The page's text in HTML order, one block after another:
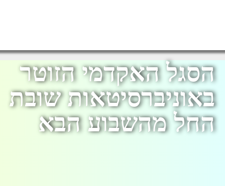
הסגל האקדמי הזוטר
באוניברסיטאות שובת
החל מהשבוע הבא